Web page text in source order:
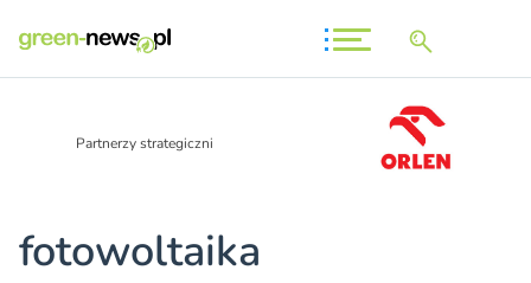
Partnerzy strategiczni
fotowoltaika